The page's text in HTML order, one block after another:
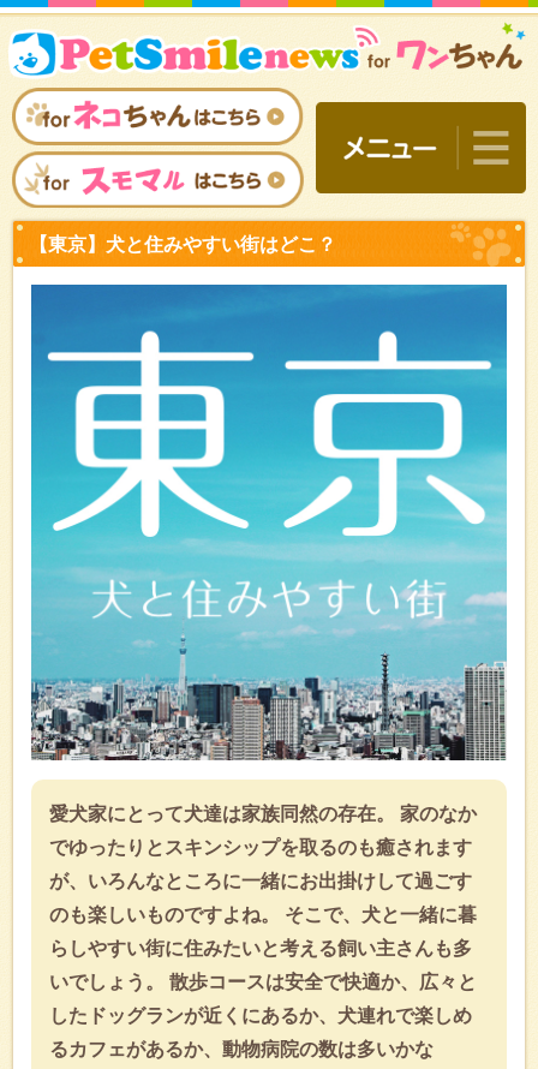
【東京】犬と住みやすい街
愛犬家にとって犬達は家族同然の存在。 家のなか
でゆったりとスキンシップを取るのも癒されます
が、いろんなところに一緒にお出掛けして過ごす
のも楽しいものですよね。 そこで、犬と一緒に暮
らしやすい街に住みたいと考える飼い主さんも多
いでしょう。 散歩コースは安全で快適か、広々と
したドッグランが近くにあるか、犬連れで楽しめ
るカフェがあるか、動物病院の数は多いかな